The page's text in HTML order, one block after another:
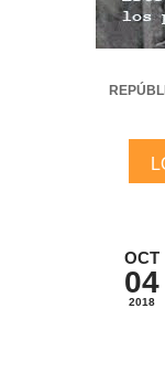
OCT
04
2018